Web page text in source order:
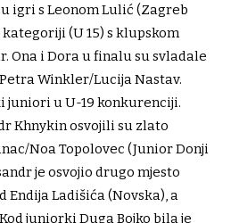
igri s Leonom Lulić (Zagreb
(U 15) s klupskom
Ona i Dora u finalu su svladale
Winkler/Lucija Nastav.
juniori u U-19 konkurenciji.
Khnykin osvojili su zlato
Noa Topolovec (Junior Donji
je osvojio drugo mjesto
Endija Ladišića (Novska), a
juniorki Duga Bojko bila je